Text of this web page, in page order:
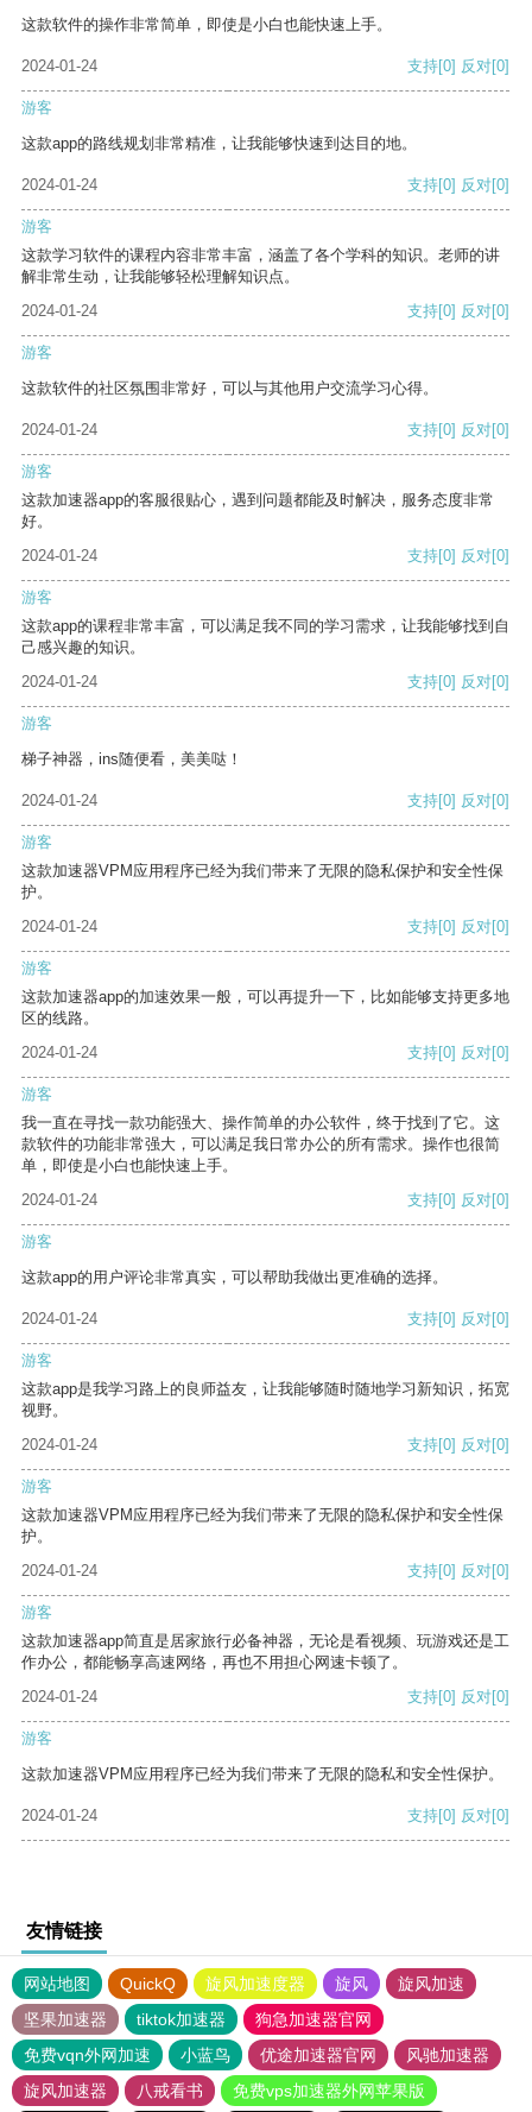
这款软件的操作非常简单，即使是小白也能快速上手。
2024-01-24 支持[0] 反对[0]
游客
这款app的路线规划非常精准，让我能够快速到达目的地。
2024-01-24 支持[0] 反对[0]
游客
这款学习软件的课程内容非常丰富，涵盖了各个学科的知识。老师的讲
解非常生动，让我能够轻松理解知识点。
2024-01-24
支持[0] 反对[0]
游客
这款软件的社区氛围非常好，可以与其他用户交流学习心得。
2024-01-24 支持[0] 反对[0]
游客
这款加速器app的客服很贴心，遇到问题都能及时解决，服务态度非常
好。
2024-01-24
支持[0] 反对[0]
游客
这款app的课程非常丰富，可以满足我不同的学习需求，让我能够找到自
己感兴趣的知识。
2024-01-24
支持[0] 反对[0]
游客
梯子神器，ins随便看，美美哒！
2024-01-24 支持[0] 反对[0]
游客
这款加速器VPM应用程序已经为我们带来了无限的隐私保护和安全性保
护。
2024-01-24
支持[0] 反对[0]
游客
这款加速器app的加速效果一般，可以再提升一下，比如能够支持更多地
区的线路。
2024-01-24
支持[0] 反对[0]
游客
我一直在寻找一款功能强大、操作简单的办公软件，终于找到了它。这
款软件的功能非常强大，可以满足我日常办公的所有需求。操作也很简
单，即使是小白也能快速上手。
2024-01-24
支持[0] 反对[0]
游客
这款app的用户评论非常真实，可以帮助我做出更准确的选择。
2024-01-24 支持[0] 反对[0]
游客
这款app是我学习路上的良师益友，让我能够随时随地学习新知识，拓宽
视野。
2024-01-24
支持[0] 反对[0]
游客
这款加速器VPM应用程序已经为我们带来了无限的隐私保护和安全性保
护。
2024-01-24
支持[0] 反对[0]
游客
这款加速器app简直是居家旅行必备神器，无论是看视频、玩游戏还是工
作办公，都能畅享高速网络，再也不用担心网速卡顿了。
2024-01-24
支持[0] 反对[0]
游客
这款加速器VPM应用程序已经为我们带来了无限的隐私和安全性保护。
2024-01-24 支持[0] 反对[0]
友情链接
网站地图 QuickQ 旋风加速度器 旋风
旋风加速
坚果加速器
tiktok加速器
狗急加速器官网
免费vqn外网加速
小蓝鸟 优途加速器官网
风驰加速器
旋风加速器
八戒看书 免费vps加速器外网苹果版